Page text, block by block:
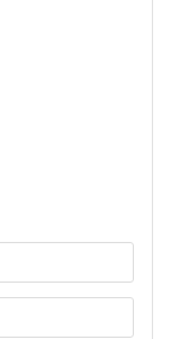
chống lão
tróc tế bào
tái tạo da.
HA trong da.